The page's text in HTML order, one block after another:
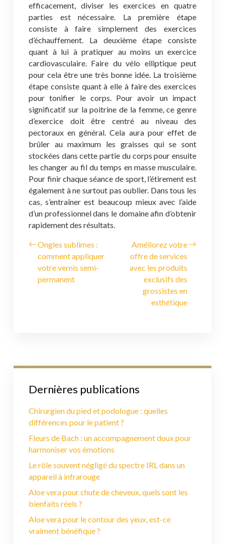
efficacement, diviser les exercices en quatre
parties est nécessaire. La première étape
consiste à faire simplement des exercices
d’échauffement. La deuxième étape consiste
quant à lui à pratiquer au moins un exercice
cardiovasculaire. Faire du vélo elliptique peut
pour cela être une très bonne idée. La troisième
étape consiste quant à elle à faire des exercices
pour tonifier le corps. Pour avoir un impact
significatif sur la poitrine de la femme, ce genre
d’exercice doit être centré au niveau des
pectoraux en général. Cela aura pour effet de
brûler au maximum les graisses qui se sont
stockées dans cette partie du corps pour ensuite
les changer au fil du temps en masse musculaire.
Pour finir chaque séance de sport, l’étirement est
également à ne surtout pas oublier. Dans tous les
cas, s’entraîner est beaucoup mieux avec l’aide
d’un professionnel dans le domaine afin d’obtenir
rapidement des résultats.
Ongles sublimes :
comment appliquer
votre vernis semi-
permanent
Améliorez votre
offre de services
avec les produits
exclusifs des
grossistes en
esthétique
Dernières publications
Chirurgien du pied et podologue : quelles
différences pour le patient ?
Fleurs de Bach : un accompagnement doux pour
harmoniser vos émotions
Le rôle souvent négligé du spectre IRL dans un
appareil à infrarouge
Aloe vera pour chute de cheveux, quels sont les
bienfaits réels ?
Aloe vera pour le contour des yeux, est-ce
vraiment bénéfique ?